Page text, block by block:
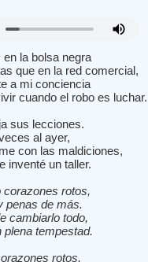
la bolsa negra
que en la red comercial,
a mi conciencia
cuando el robo es luchar.
sus lecciones.
al ayer,
con las maldiciones,
inventé un taller.
corazones rotos,
penas de más.
cambiarlo todo,
tempestad.
rotos,